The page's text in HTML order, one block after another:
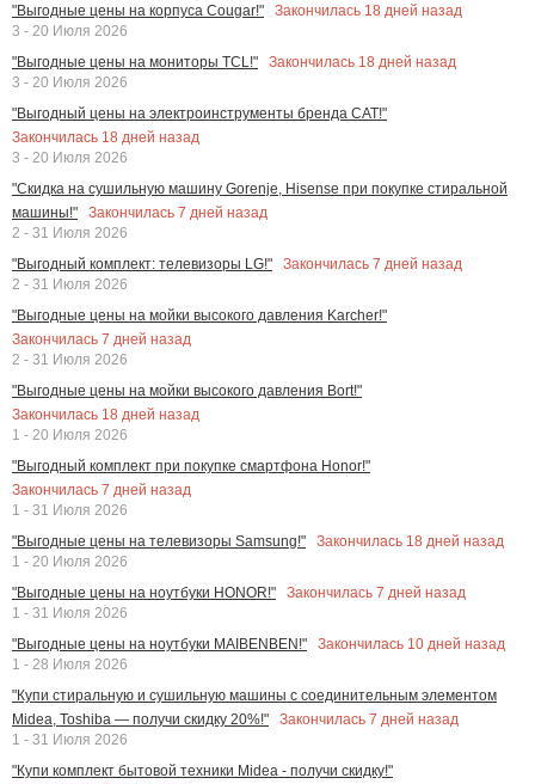
"Выгодные цены на корпуса Cougar!"
Закончилась 18 дней назад
3 - 20 Июля 2026
"Выгодные цены на мониторы TCL!"
Закончилась 18 дней назад
3 - 20 Июля 2026
"Выгодный цены на электроинструменты бренда CAT!"
Закончилась 18 дней назад
3 - 20 Июля 2026
"Скидка на сушильную машину Gorenje, Hisense при покупке стиральной
машины!"
Закончилась 7 дней назад
2 - 31 Июля 2026
"Выгодный комплект: телевизоры LG!"
Закончилась 7 дней назад
2 - 31 Июля 2026
"Выгодные цены на мойки высокого давления Karcher!"
Закончилась 7 дней назад
2 - 31 Июля 2026
"Выгодные цены на мойки высокого давления Bort!"
Закончилась 18 дней назад
1 - 20 Июля 2026
"Выгодный комплект при покупке смартфона Honor!"
Закончилась 7 дней назад
1 - 31 Июля 2026
"Выгодные цены на телевизоры Samsung!"
Закончилась 18 дней назад
1 - 20 Июля 2026
"Выгодные цены на ноутбуки HONOR!"
Закончилась 7 дней назад
1 - 31 Июля 2026
"Выгодные цены на ноутбуки MAIBENBEN!"
Закончилась 10 дней назад
1 - 28 Июля 2026
"Купи стиральную и сушильную машины с соединительным элементом
Midea, Toshiba — получи скидку 20%!"
Закончилась 7 дней назад
1 - 31 Июля 2026
"Купи комплект бытовой техники Midea - получи скидку!"